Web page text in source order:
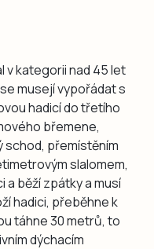
v kategorii nad 45 let
musejí vypořádat s
hadicí do třetího
břemene,
schod, přemístěním
slalomem,
a běží zpátky a musí
hadici, přeběhne k
táhne 30 metrů, to
dýchacím